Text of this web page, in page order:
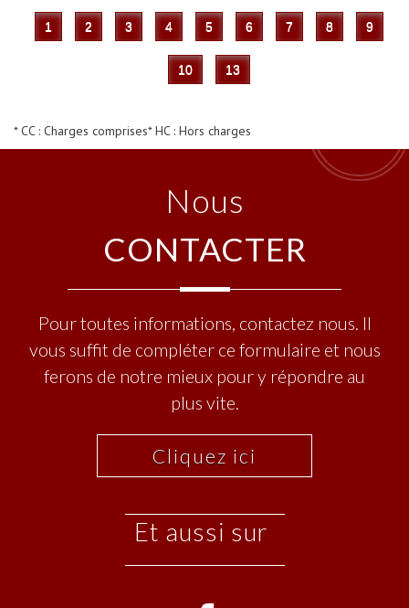
1 2 3 4 5 6 7 8 9
10 13
* CC : Charges comprises* HC : Hors charges
Nous
CONTACTER
Pour toutes informations, contactez nous. Il
vous suffit de compléter ce formulaire et nous
ferons de notre mieux pour y répondre au
plus vite.
Cliquez ici
et aussi sur